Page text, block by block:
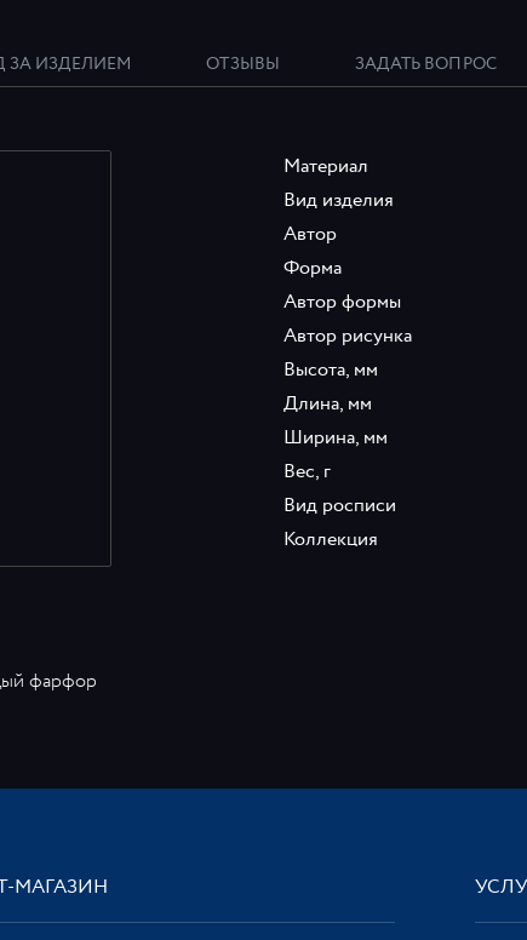
ЗА ИЗДЕЛИЕМ ОТЗЫВЫ ЗАДАТЬ ВОПРОС
Материал
Вид изделия
Автор
Форма
Автор формы
Автор рисунка
Высота, мм
Длина, мм
Ширина, мм
Вес, г
Вид росписи
Коллекция
фарфор
МАГАЗИН